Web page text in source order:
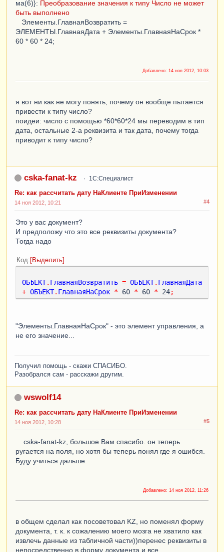
ма(6)}: Преобразование значения к типу Число не может
быть выполнено
Элементы.ГлавнаяВозвратить =
ЭЛЕМЕНТЫ.ГлавнаяДата + Элементы.ГлавнаяНаСрок *
60 * 60 * 24;
Добавлено: 14 ноя 2012, 10:03
я вот ни как не могу понять, почему он вообще пытается
привести к типу число?
поидеи: число с помощью *60*60*24 мы переводим в тип
дата, остальные 2-а реквизита и так дата, почему тогда
приводит к типу число?
cska-fanat-kz 1С:Специалист
Re: как рассчитать дату НаКлиенте ПриИзменении
#4
14 ноя 2012, 10:21
Это у вас документ?
И предположу что это все реквизиты документа?
Тогда надо
Код Выделить
ОБЪЕКТ. ГлавнаяВозвратить = ОБЪЕКТ. ГлавнаяДата
+ ОБЪЕКТ. ГлавнаяНаСрок * 60 * 60 * 24;
"Элементы.ГлавнаяНаСрок" - это элемент управления, а
не его значение...
Получил помощь - скажи СПАСИБО.
Разобрался сам - расскажи другим.
wswolf14
Re: как рассчитать дату НаКлиенте ПриИзменении
#5
14 ноя 2012, 10:28
cska-fanat-kz, большое Вам спасибо. он теперь
ругается на поля, но хотя бы теперь понял где я ошибся.
Буду учиться дальше.
Добавлено: 14 ноя 2012, 11:26
в общем сделал как посоветовал KZ, но поменял форму
документа, т. к. к сожалению моего мозга не хватило как
извлечь данные из табличной части))перенес реквизиты в
непосредственно в форму документа и все